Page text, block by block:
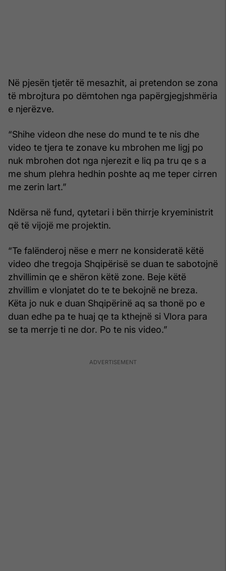
Në pjesën tjetër të mesazhit, ai pretendon se zona
të mbrojtura po dëmtohen nga papërgjegjshmëria
e njerëzve.
“Shihe videon dhe nese do mund te te nis dhe
video te tjera te zonave ku mbrohen me ligj po
nuk mbrohen dot nga njerezit e liq pa tru qe s a
me shum plehra hedhin poshte aq me teper cirren
me zerin lart.”
Ndërsa në fund, qytetari i bën thirrje kryeministrit
që të vijojë me projektin.
“Te falënderoj nëse e merr ne konsideratë këtë
video dhe tregoja Shqipërisë se duan te sabotojnë
zhvillimin qe e shëron këtë zone. Beje këtë
zhvillim e vlonjatet do te te bekojnë ne breza.
Këta jo nuk e duan Shqipërinë aq sa thonë po e
duan edhe pa te huaj qe ta kthejnë si Vlora para
se ta merrje ti ne dor. Po te nis video.”